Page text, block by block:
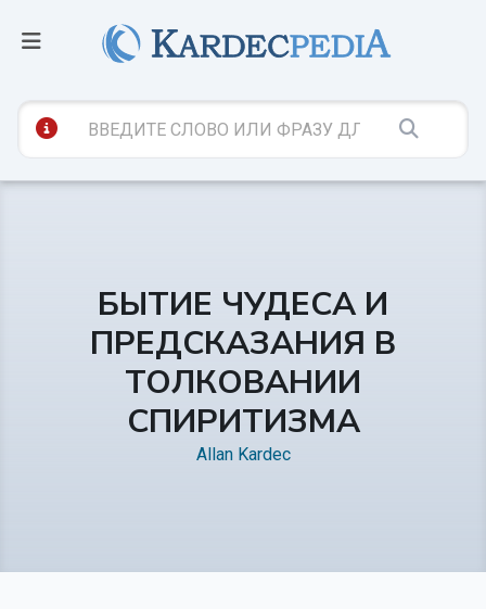
БЫТИЕ ЧУДЕСА И
ПРЕДСКАЗАНИЯ В
ТОЛКОВАНИИ
СПИРИТИЗМА
Allan Kardec